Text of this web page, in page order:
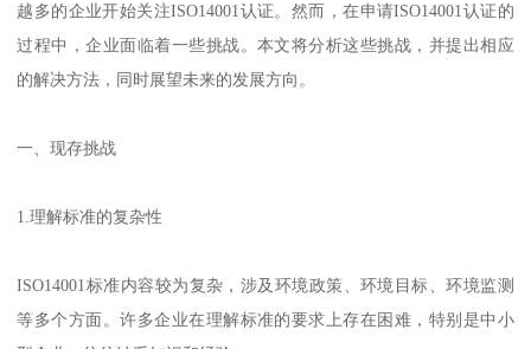
越多的企业开始关注ISO14001认证。然而，在申请ISO14001认证的
过程中，企业面临着一些挑战。本文将分析这些挑战，并提出相应
的解决方法，同时展望未来的发展方向。
一、现存挑战
1.理解标准的复杂性
ISO14001标准内容较为复杂，涉及环境政策、环境目标、环境监测
等多个方面。许多企业在理解标准的要求上存在困难，特别是中小